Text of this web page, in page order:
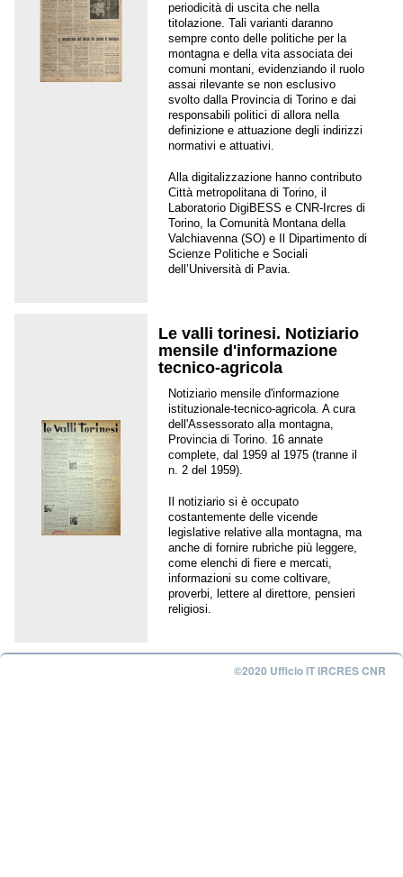
periodicità di uscita che nella
titolazione. Tali varianti daranno
sempre conto delle politiche per la
montagna e della vita associata dei
comuni montani, evidenziando il ruolo
assai rilevante se non esclusivo
svolto dalla Provincia di Torino e dai
responsabili politici di allora nella
definizione e attuazione degli indirizzi
normativi e attuativi.
Alla digitalizzazione hanno contributo
Città metropolitana di Torino, il
Laboratorio DigiBESS e CNR-Ircres di
Torino, la Comunità Montana della
Valchiavenna (SO) e Il Dipartimento di
Scienze Politiche e Sociali
dell’Università di Pavia.
Le valli torinesi. Notiziario
mensile d'informazione
tecnico-agricola
Notiziario mensile d'informazione
istituzionale-tecnico-agricola. A cura
dell'Assessorato alla montagna,
Provincia di Torino. 16 annate
complete, dal 1959 al 1975 (tranne il
n. 2 del 1959).
Il notiziario si è occupato
costantemente delle vicende
legislative relative alla montagna, ma
anche di fornire rubriche più leggere,
come elenchi di fiere e mercati,
informazioni su come coltivare,
proverbi, lettere al direttore, pensieri
religiosi.
©2020 Ufficio IT IRCRES CNR